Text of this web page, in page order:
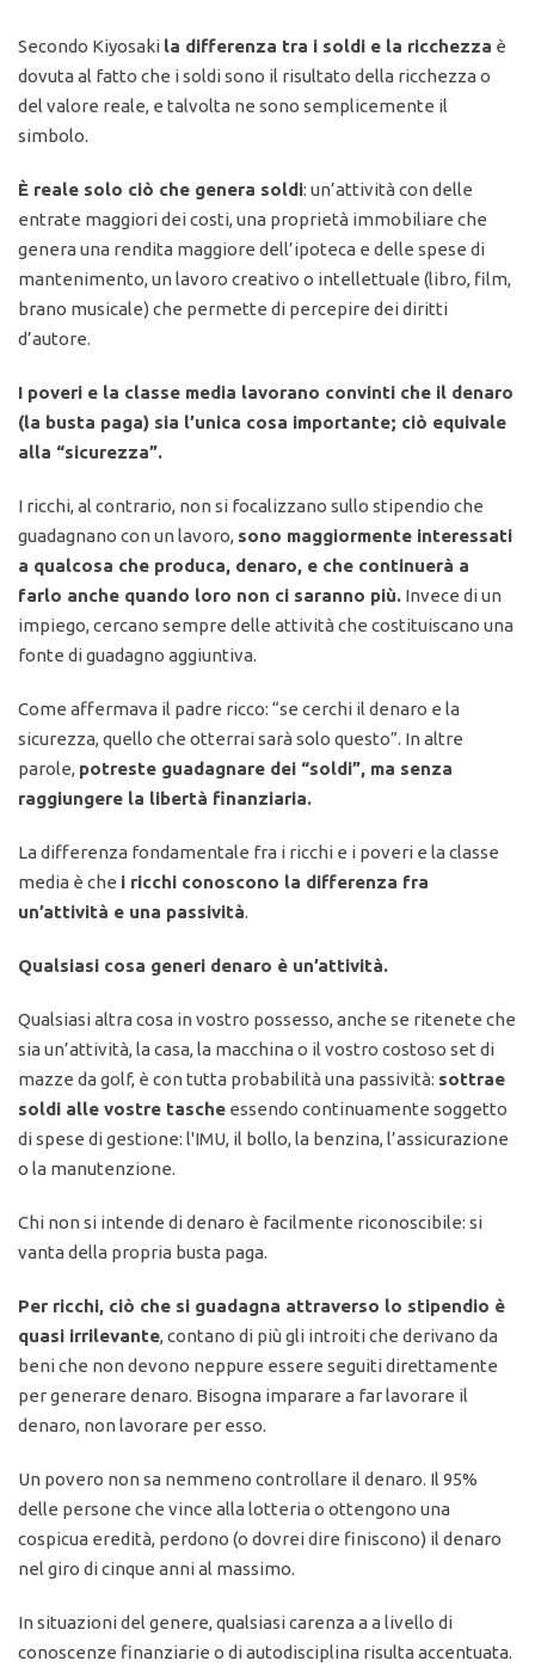
Secondo Kiyosaki la differenza tra i soldi e la ricchezza è
dovuta al fatto che i soldi sono il risultato della ricchezza o
del valore reale, e talvolta ne sono semplicemente il
simbolo.
È reale solo ciò che genera soldi: un’attività con delle
entrate maggiori dei costi, una proprietà immobiliare che
genera una rendita maggiore dell’ipoteca e delle spese di
mantenimento, un lavoro creativo o intellettuale (libro, film,
brano musicale) che permette di percepire dei diritti
d’autore.
I poveri e la classe media lavorano convinti che il denaro
(la busta paga) sia l’unica cosa importante; ciò equivale
alla “sicurezza”.
I ricchi, al contrario, non si focalizzano sullo stipendio che
guadagnano con un lavoro, sono maggiormente interessati
a qualcosa che produca, denaro, e che continuerà a
farlo anche quando loro non ci saranno più. Invece di un
impiego, cercano sempre delle attività che costituiscano una
fonte di guadagno aggiuntiva.
Come affermava il padre ricco: “se cerchi il denaro e la
sicurezza, quello che otterrai sarà solo questo”. In altre
parole, potreste guadagnare dei “soldi”, ma senza
raggiungere la libertà finanziaria.
La differenza fondamentale fra i ricchi e i poveri e la classe
media è che i ricchi conoscono la differenza fra
un’attività e una passività.
Qualsiasi cosa generi denaro è un’attività.
Qualsiasi altra cosa in vostro possesso, anche se ritenete che
sia un’attività, la casa, la macchina o il vostro costoso set di
mazze da golf, è con tutta probabilità una passività: sottrae
soldi alle vostre tasche essendo continuamente soggetto
di spese di gestione: l'IMU, il bollo, la benzina, l’assicurazione
o la manutenzione.
Chi non si intende di denaro è facilmente riconoscibile: si
vanta della propria busta paga.
Per ricchi, ciò che si guadagna attraverso lo stipendio è
quasi irrilevante, contano di più gli introiti che derivano da
beni che non devono neppure essere seguiti direttamente
per generare denaro. Bisogna imparare a far lavorare il
denaro, non lavorare per esso.
Un povero non sa nemmeno controllare il denaro. Il 95%
delle persone che vince alla lotteria o ottengono una
cospicua eredità, perdono (o dovrei dire finiscono) il denaro
nel giro di cinque anni al massimo.
In situazioni del genere, qualsiasi carenza a a livello di
conoscenze finanziarie o di autodisciplina risulta accentuata.